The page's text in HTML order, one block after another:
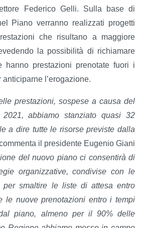
Federico Gelli. Sulla base di
Piano verranno realizzati progetti
che risultano a maggiore
la possibilità di richiamare
hanno prestazioni prenotate fuori i
l’erogazione.
prestazioni, sospese a causa del
abbiamo stanziato quasi 32
a dire tutte le risorse previste dalla
il presidente Eugenio Giani
del nuovo piano ci consentirà di
organizzative, condivise con le
per smaltire le liste di attesa entro
le nuove prenotazioni entro i tempi
piano, almeno per il 90% delle